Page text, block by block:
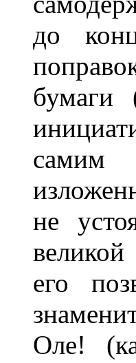
до
бумаги
самим
не
его
Оле!